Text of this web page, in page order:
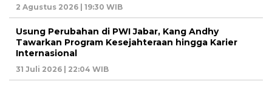
2 Agustus 2026 | 19:30 WIB
Usung Perubahan di PWI Jabar, Kang Andhy
Tawarkan Program Kesejahteraan hingga Karier
Internasional
31 Juli 2026 | 22:04 WIB